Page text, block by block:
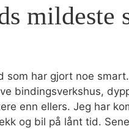
mildeste
som har gjort noe
bindingsverkshus,
enn ellers. Jeg har
og bil på lånt tid.